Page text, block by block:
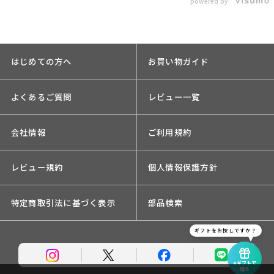
はじめての方へ お買い物ガイド
よくあるご質問 レビュー一覧
会社情報 ご利用規約
レビュー規約 個人情報保護方針
特定商取引法に基づく表示 部品検索
eギフトで
贈る
ギフトをお探しですか？